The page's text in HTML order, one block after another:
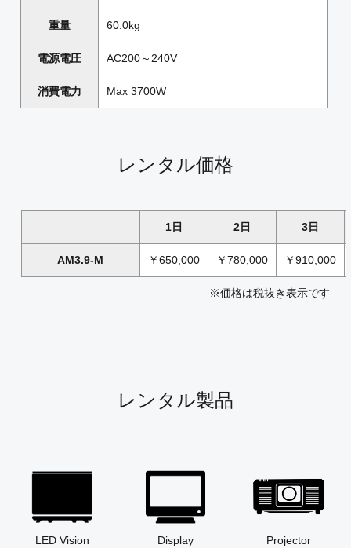
重量 60.0kg
電源電圧 AC200～240V
消費電力 Max 3700W
レンタル価格
1日 2日 3日
AM3.9-M ￥650,000 ￥780,000 ￥910,000
※価格は税抜き表示です
レンタル製品
LED Vision Display Projector